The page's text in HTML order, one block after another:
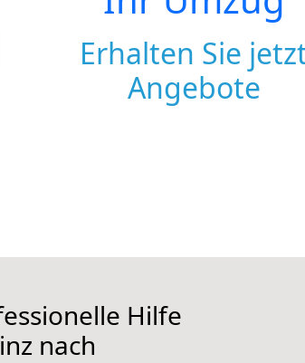
Erhalten Sie
Angebote
Hilfe
nach